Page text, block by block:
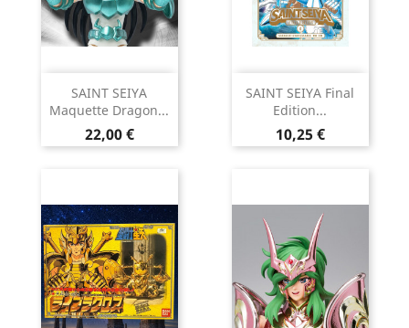
SAINT SEIYA
Maquette Dragon...
Prix
22,00 €
SAINT SEIYA Final
Edition...
Prix
10,25 €